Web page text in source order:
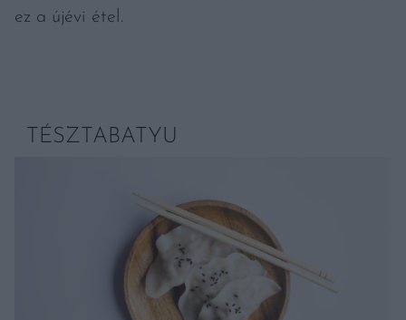
ez a újévi étel.
TÉSZTABATYU